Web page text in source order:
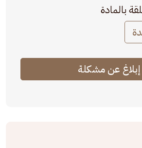
بالمادة
إبلاغ عن مشكلة